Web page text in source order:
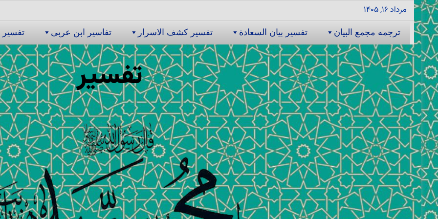
مرداد ۱۶, ۱۴۰۵
ترجمه مجمع البیان تفسیر بیان السعادة تفسیر كشف الاسرار تفاسیر ابن عربى تفسیر
تفسیر